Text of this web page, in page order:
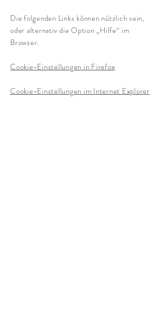
Die folgenden Links können nützlich sein,
oder alternativ die Option „Hilfe“ im
Browser.
Cookie-Einstellungen in Firefox
Cookie-Einstellungen im Internet Explorer